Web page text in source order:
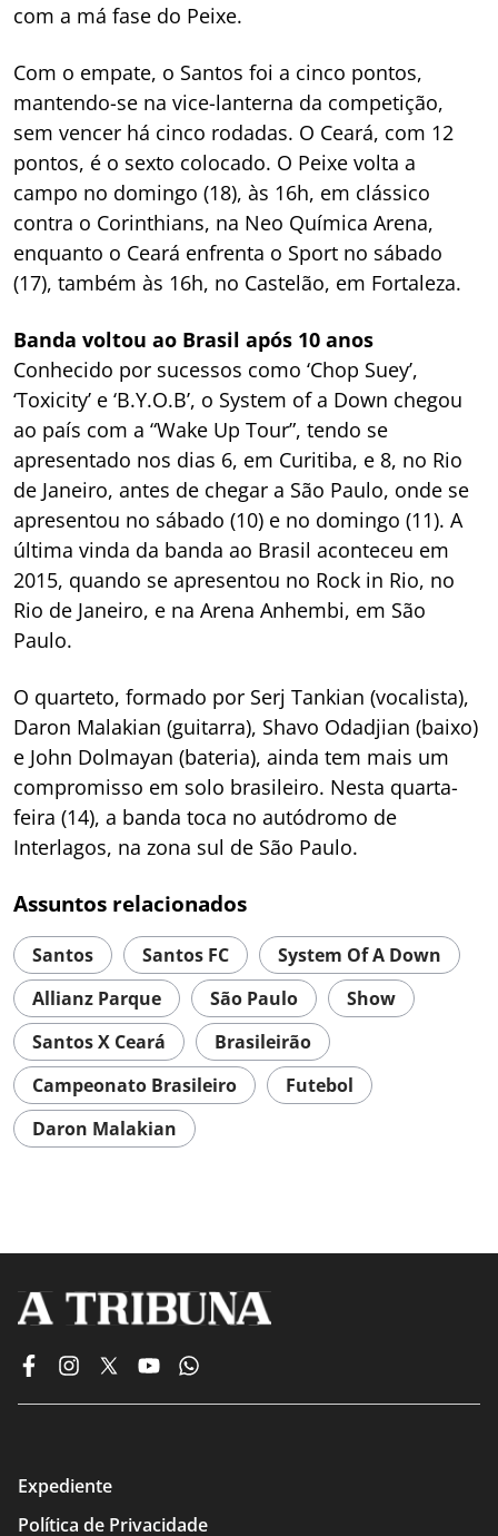
com a má fase do Peixe.
Com o empate, o Santos foi a cinco pontos,
mantendo-se na vice-lanterna da competição,
sem vencer há cinco rodadas. O Ceará, com 12
pontos, é o sexto colocado. O Peixe volta a
campo no domingo (18), às 16h, em clássico
contra o Corinthians, na Neo Química Arena,
enquanto o Ceará enfrenta o Sport no sábado
(17), também às 16h, no Castelão, em Fortaleza.
Banda voltou ao Brasil após 10 anos
Conhecido por sucessos como ‘Chop Suey’,
‘Toxicity’ e ‘B.Y.O.B’, o System of a Down chegou
ao país com a “Wake Up Tour”, tendo se
apresentado nos dias 6, em Curitiba, e 8, no Rio
de Janeiro, antes de chegar a São Paulo, onde se
apresentou no sábado (10) e no domingo (11). A
última vinda da banda ao Brasil aconteceu em
2015, quando se apresentou no Rock in Rio, no
Rio de Janeiro, e na Arena Anhembi, em São
Paulo.
O quarteto, formado por Serj Tankian (vocalista),
Daron Malakian (guitarra), Shavo Odadjian (baixo)
e John Dolmayan (bateria), ainda tem mais um
compromisso em solo brasileiro. Nesta quarta-
feira (14), a banda toca no autódromo de
Interlagos, na zona sul de São Paulo.
Assuntos relacionados
Santos Santos FC
System Of A Down
Allianz Parque
São Paulo
Show
Santos X Ceará
Brasileirão
Campeonato Brasileiro
Futebol
Daron Malakian
Expediente
Política de Privacidade